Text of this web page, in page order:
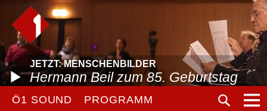
JETZT: MENSCHENBILDER
Hermann Beil zum 85. Geburtstag
Ö1 SOUND PROGRAMM